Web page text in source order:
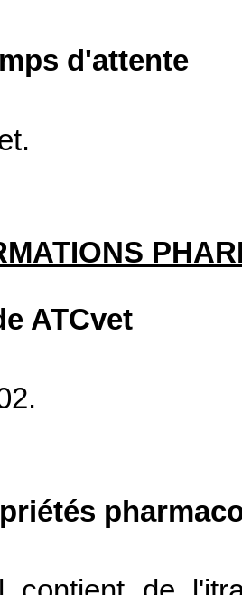
d'attente
ATCvet